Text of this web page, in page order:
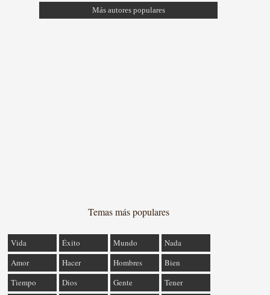
Más autores populares
Temas más populares
Vida Éxito Mundo
Nada
Amor
Hacer Hombres
Bien
Tiempo
Dios Gente Tener